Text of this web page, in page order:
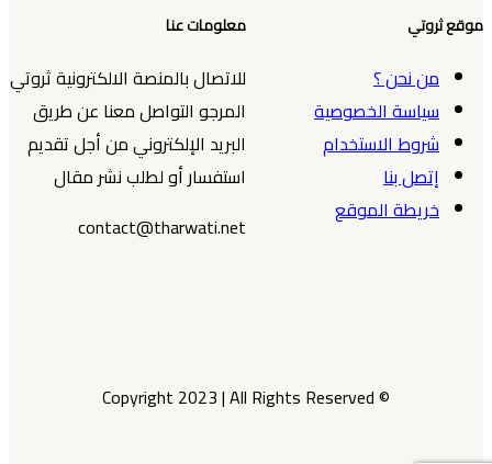
موقع ثروتي
من نحن ؟
سياسة الخصوصية
شروط الاستخدام
إتصل بنا
خريطة الموقع
معلومات عنا
للاتصال بالمنصة الالكترونية ثروتي
المرجو التواصل معنا عن طريق
البريد الإلكتروني من أجل تقديم
استفسار أو لطلب نشر مقال
contact@tharwati.net
© Copyright 2023 | All Rights Reserved